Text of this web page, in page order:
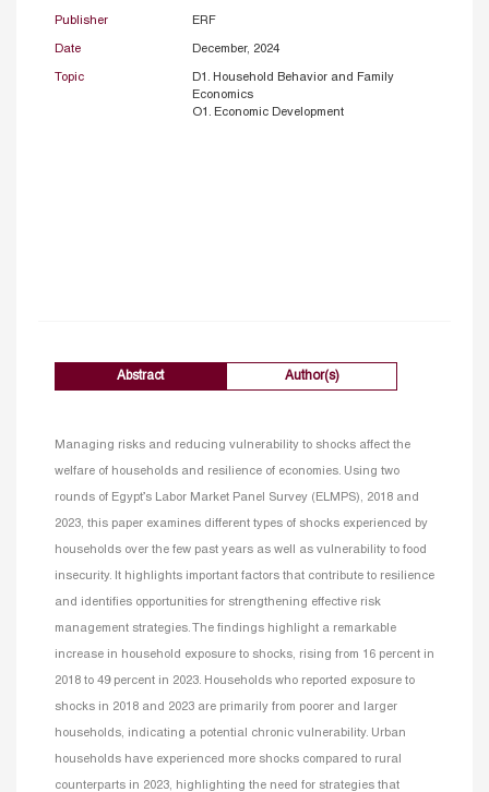
Publisher ERF
Date December, 2024
Topic
D1. Household Behavior and Family
Economics
O1. Economic Development
Abstract Author(s)
Managing risks and reducing vulnerability to shocks affect the
welfare of households and resilience of economies. Using two
rounds of Egypt’s Labor Market Panel Survey (ELMPS), 2018 and
2023, this paper examines different types of shocks experienced by
households over the few past years as well as vulnerability to food
insecurity. It highlights important factors that contribute to resilience
and identifies opportunities for strengthening effective risk
management strategies. The findings highlight a remarkable
increase in household exposure to shocks, rising from 16 percent in
2018 to 49 percent in 2023. Households who reported exposure to
shocks in 2018 and 2023 are primarily from poorer and larger
households, indicating a potential chronic vulnerability. Urban
households have experienced more shocks compared to rural
counterparts in 2023, highlighting the need for strategies that